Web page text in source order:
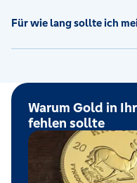
Für wie lang sollte ich
Warum Gold in
fehlen sollte